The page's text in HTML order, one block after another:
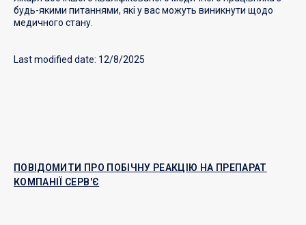
будь-якими питаннями, які у вас можуть виникнути щодо
медичного стану.
Last modified date: 12/8/2025
ПОВІДОМИТИ ПРО ПОБІЧНУ РЕАКЦІЮ НА ПРЕПАРАТ
КОМПАНІЇ СЕРВ'Є